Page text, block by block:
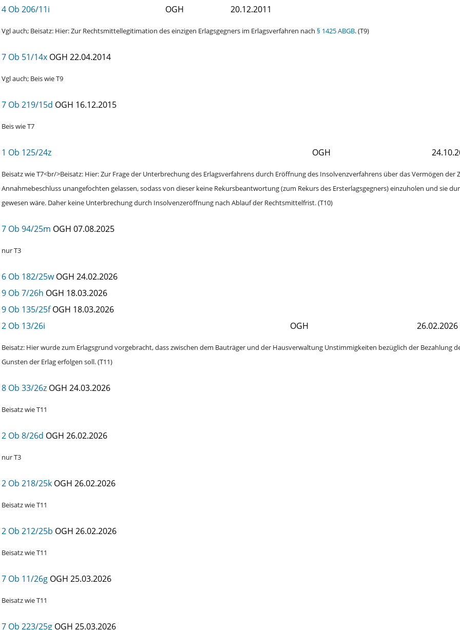
4 Ob 206/11i OGH 20.12.2011
Vgl auch; Beisatz: Hier: Zur Rechtsmittellegitimation des einzigen Erlagsgegners im Erlagsverfahren nach § 1425 ABGB. (T9)
7 Ob 51/14x OGH 22.04.2014
Vgl auch; Beis wie T9
7 Ob 219/15d OGH 16.12.2015
Beis wie T7
1 Ob 125/24z OGH
Beisatz wie T7<br/>Beisatz: Hier: Zur Frage der Unterbrechung des Erlagsverfahrens durch Eröffnung des Insolvenzverfahrens über das Vermögen
Annahmebeschluss unangefochten gelassen, sodass von dieser keine Rekursbeantwortung (zum Rekurs des Ersterlagsgegners) einzuholen und sie
gewesen wäre. Daher keine Unterbrechung durch Insolvenzeröffnung nach Ablauf der Rechtsmittelfrist. (T10)
7 Ob 94/25m OGH 07.08.2025
nur T3
6 Ob 182/25w OGH 24.02.2026
9 Ob 7/26h OGH 18.03.2026
9 Ob 135/25f OGH 18.03.2026
2 Ob 13/26i
OGH 26.02.2026
Beisatz: Hier wurde zum Erlagsgrund vorgebracht, dass zwischen dem Bauträger und der Hausverwaltung Unstimmigkeiten bezüglich der Bezahlung
Gunsten der Erlag erfolgen soll. (T11)
8 Ob 33/26z OGH 24.03.2026
Beisatz wie T11
2 Ob 8/26d OGH 26.02.2026
nur T3
2 Ob 218/25k OGH 26.02.2026
Beisatz wie T11
2 Ob 212/25b OGH 26.02.2026
Beisatz wie T11
7 Ob 11/26g OGH 25.03.2026
Beisatz wie T11
7 Ob 223/25g OGH 25.03.2026